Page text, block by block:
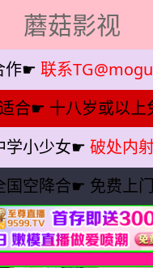
蘑菇影视
作☛ 联系
合☛ 十八岁或以上
学小少女☛ 破处内
国空降合☛ 免费上